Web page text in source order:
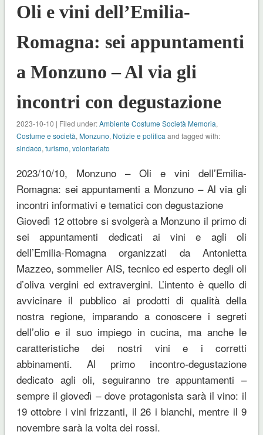
Oli e vini dell’Emilia-
Romagna: sei appuntamenti
a Monzuno – Al via gli
incontri con degustazione
2023-10-10 | Filed under:Ambiente Costume Società Memoria,
Costume e società, Monzuno, Notizie e politica and tagged with:
sindaco, turismo, volontariato
2023/10/10, Monzuno – Oli e vini dell’Emilia-
Romagna: sei appuntamenti a Monzuno – Al via gli
incontri informativi e tematici con degustazione
Giovedì 12 ottobre si svolgerà a Monzuno il primo di
sei appuntamenti dedicati ai vini e agli oli
dell’Emilia-Romagna organizzati da Antonietta
Mazzeo, sommelier AIS, tecnico ed esperto degli oli
d’oliva vergini ed extravergini. L’intento è quello di
avvicinare il pubblico ai prodotti di qualità della
nostra regione, imparando a conoscere i segreti
dell’olio e il suo impiego in cucina, ma anche le
caratteristiche dei nostri vini e i corretti
abbinamenti. Al primo incontro-degustazione
dedicato agli oli, seguiranno tre appuntamenti –
sempre il giovedì – dove protagonista sarà il vino: il
19 ottobre i vini frizzanti, il 26 i bianchi, mentre il 9
novembre sarà la volta dei rossi.